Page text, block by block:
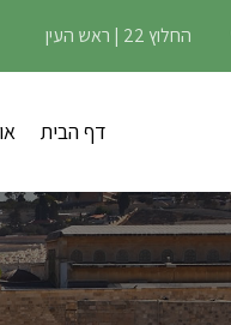
החלוץ 22 | ראש העין
דף הבית